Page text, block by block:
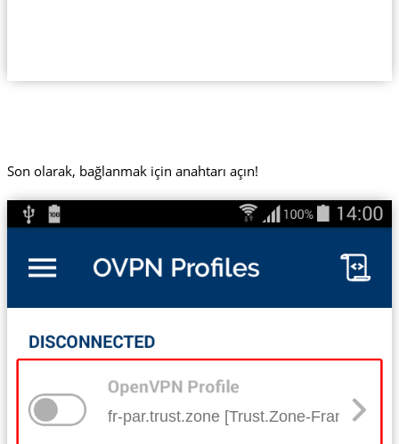
Son olarak, bağlanmak için anahtarı açın!
fr-par.trust.zone [Trust.Zone-France-